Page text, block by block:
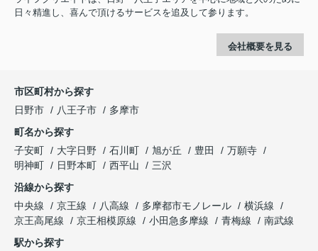
日々精進し、喜んで頂けるサービスを追及して参ります。
会社概要を見る
市区町村から探す
日野市
八王子市
多摩市
町名から探す
子安町
大字日野 石川町 旭が丘 豊田
万願寺
明神町
日野本町 西平山
三沢
沿線から探す
中央線
京王線 八高線 多摩都市モノレール
横浜線
京王高尾線
京王相模原線 小田急多摩線 青梅線
南武線
駅から探す